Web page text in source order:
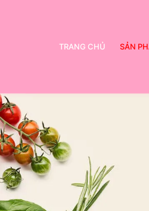
TRANG CHỦ SẢN